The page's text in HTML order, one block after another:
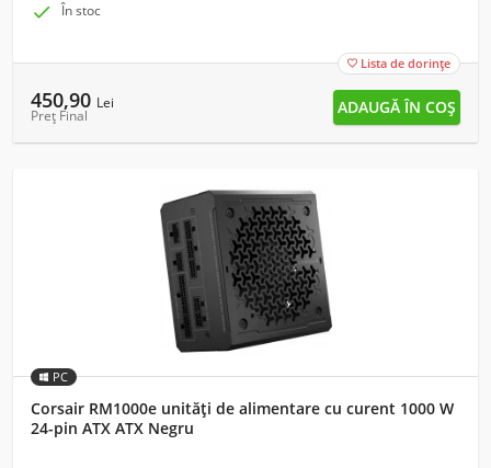
 În stoc
 Lista de dorințe
450,90 Lei
Preț Final
PC
Corsair RM1000e unități de alimentare cu curent 1000 W
24-pin ATX ATX Negru